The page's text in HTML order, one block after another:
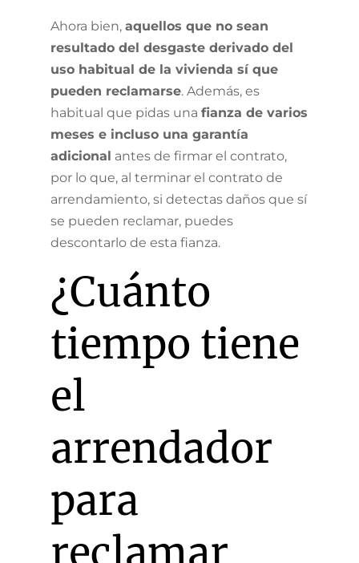
Ahora bien, aquellos que no sean
resultado del desgaste derivado del
uso habitual de la vivienda sí que
pueden reclamarse. Además, es
habitual que pidas una fianza de varios
meses e incluso una garantía
adicional antes de firmar el contrato,
por lo que, al terminar el contrato de
arrendamiento, si detectas daños que sí
se pueden reclamar, puedes
descontarlo de esta fianza.
¿Cuánto
tiempo tiene
el
arrendador
para
reclamar